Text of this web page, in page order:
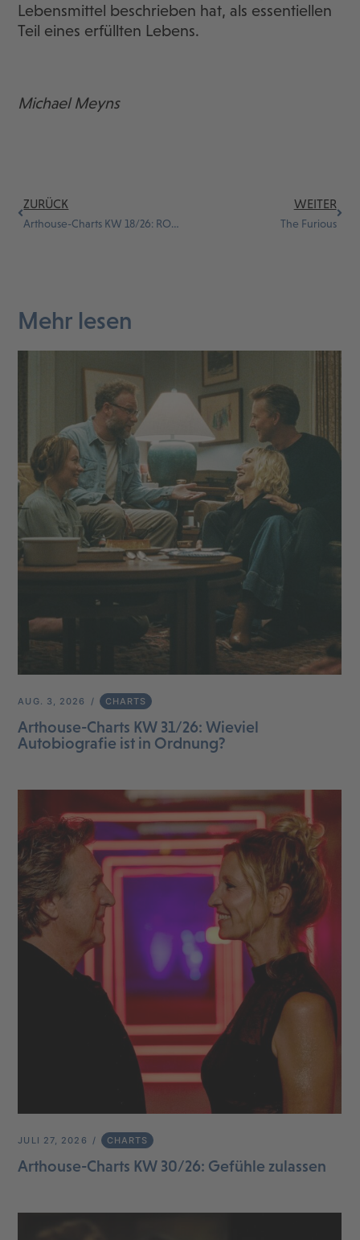
Lebensmittel beschrieben hat, als essentiellen
Teil eines erfüllten Lebens.
Michael Meyns
ZURÜCK
Arthouse-Charts KW 18/26: ROSE in Hosen und Jungs auf dem Meer
WEITER
The Furious
Mehr lesen
AUG. 3, 2026 CHARTS
Arthouse-Charts KW 31/26: Wieviel
Autobiografie ist in Ordnung?
JULI 27, 2026 CHARTS
Arthouse-Charts KW 30/26: Gefühle zulassen